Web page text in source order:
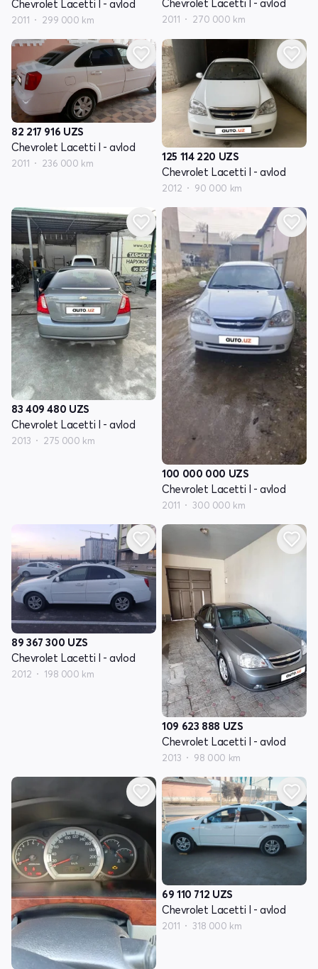
Chevrolet Lacetti I - avlod
2011 299 000 km
Chevrolet Lacetti I - avlod
2011 270 000 km
82 217 916 UZS
Chevrolet Lacetti I - avlod
2011 236 000 km
125 114 220 UZS
Chevrolet Lacetti I - avlod
2012 90 000 km
83 409 480 UZS
Chevrolet Lacetti I - avlod
2013 275 000 km
100 000 000 UZS
Chevrolet Lacetti I - avlod
2011 300 000 km
89 367 300 UZS
Chevrolet Lacetti I - avlod
2012 198 000 km
109 623 888 UZS
Chevrolet Lacetti I - avlod
2013 98 000 km
69 110 712 UZS
Chevrolet Lacetti I - avlod
2011 318 000 km